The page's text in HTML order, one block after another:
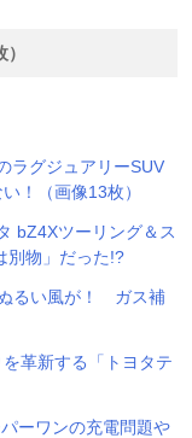
ラグジュアリーSUV
！（画像13枚）
bZ4Xツーリング＆ス
別物」だった!?
るい風が！ ガス補
革新する「トヨタテ
ーワンの充電問題や